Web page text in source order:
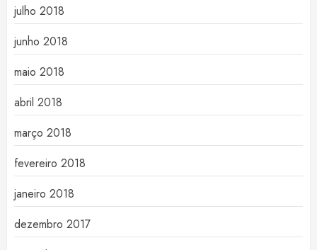
julho 2018
junho 2018
maio 2018
abril 2018
março 2018
fevereiro 2018
janeiro 2018
dezembro 2017